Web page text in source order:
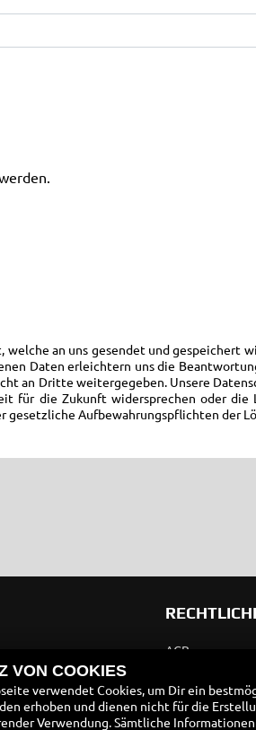
an uns gesendet und gespeichert
Daten erleichtern uns die
an Dritte weitergegeben. Unsere
für die Zukunft widersprechen oder
gesetzliche Aufbewahrungspflichten der
AGB
Datenschutz
VON COOKIES
verwendet Cookies, um Dir ein
erhoben und dienen nicht für die
Verwendung. Sämtliche